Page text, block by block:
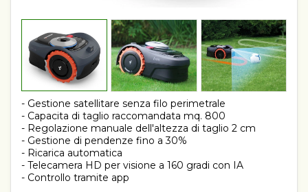
- Gestione satellitare senza filo perimetrale
- Capacita di taglio raccomandata mq. 800
- Regolazione manuale dell'altezza di taglio 2 cm
- Gestione di pendenze fino a 30%
- Ricarica automatica
- Telecamera HD per visione a 160 gradi con IA
- Controllo tramite app